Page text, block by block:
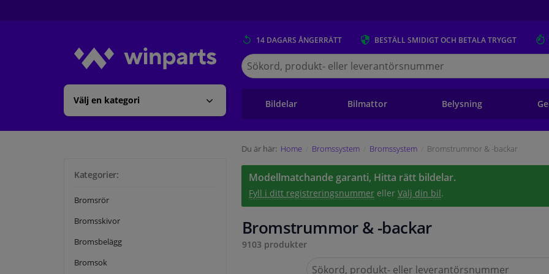
Välj en kategori
14 DAGARS ÅNGERRÄTT BESTÄLL SMIDIGT OCH BETALA TRYGGT
Sök
på
Winparts.se
Bildelar Bilmattor Belysning
Kategorier:
Bromsrör
Bromsskivor
Bromsbelägg
Bromsok
Du är här: Home Bromssystem Bromssystem Bromstrummor & -backar
Modellmatchande garanti, Hitta rätt bildelar.
Fyll i ditt registreringsnummer eller Välj din bil.
Bromstrummor & -backar
9103 produkter